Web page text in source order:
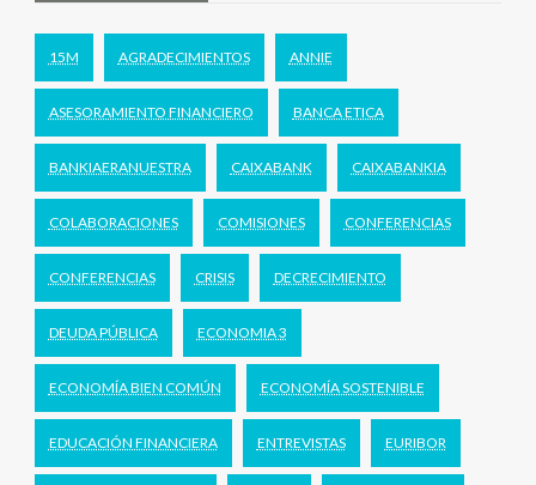
15M AGRADECIMIENTOS ANNIE
ASESORAMIENTO FINANCIERO BANCA ETICA
BANKIAERANUESTRA CAIXABANK CAIXABANKIA
COLABORACIONES COMISIONES CONFERENCIAS
CONFERENCIAS CRISIS DECRECIMIENTO
DEUDA PÚBLICA ECONOMIA 3
ECONOMÍA BIEN COMÚN ECONOMÍA SOSTENIBLE
EDUCACIÓN FINANCIERA ENTREVISTAS EURIBOR